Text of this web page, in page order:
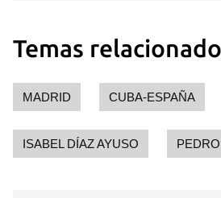
Temas
MADRID CUBA-ESPAÑA
ISABEL DÍAZ AYUSO